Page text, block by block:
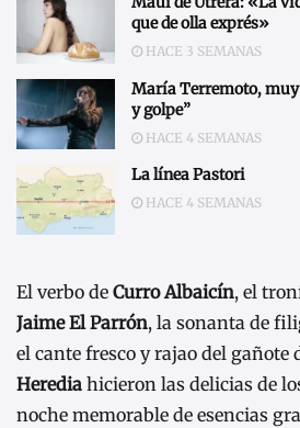
que de olla exprés»
HACE 3 SEMANAS
María Terremoto, muy
y golpe”
HACE 4 SEMANAS
La línea Pastori
HACE 4 SEMANAS
El verbo de Curro Albaicín, el
Jaime El Parrón, la sonanta de
el cante fresco y rajao del gañote
Heredia hicieron las delicias de
noche memorable de esencias